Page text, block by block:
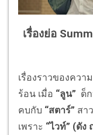
เรื่องย่อ
เรื่องราวของคว
ร้อน เมื่อ “ลูน” ด็
คบกับ “สตาร์” สา
เพราะ “ไวท์” (ดั